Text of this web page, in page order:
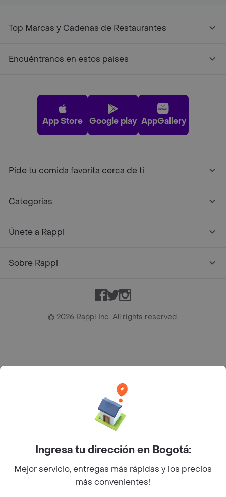
Top Marcas y Cadenas de Restaurantes
Encuéntranos en estos países
App Store Google play AppGallery
Pide tu comida favorita cerca de ti
Categorías
Únete a Rappi
Sobre Rappi
Facebook
TwitterInstagram
© 2026 Rappi Inc. All rights reserved.
Bogotá D.C. --- notificacionesrappi@rappi.com
Ingresa tu dirección en Bogotá:
Mejor servicio, entregas más rápidas y los precios
más convenientes!